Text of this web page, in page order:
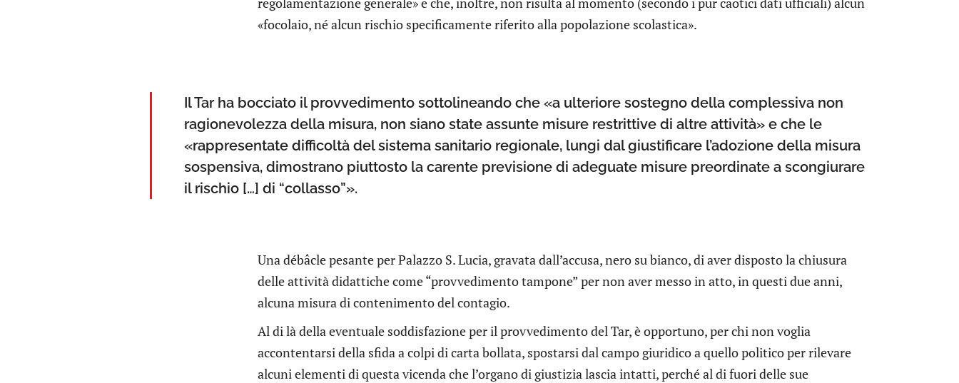
«focolaio, né alcun rischio specificamente riferito alla popolazione scolastica».
Il Tar ha bocciato il provvedimento sottolineando che «a ulteriore sostegno della complessiva non
ragionevolezza della misura, non siano state assunte misure restrittive di altre attività» e che le
«rappresentate difficoltà del sistema sanitario regionale, lungi dal giustificare l’adozione della misura
sospensiva, dimostrano piuttosto la carente previsione di adeguate misure preordinate a scongiurare
il rischio […] di “collasso”».
Una débâcle pesante per Palazzo S. Lucia, gravata dall’accusa, nero su bianco, di aver disposto la chiusura
delle attività didattiche come “provvedimento tampone” per non aver messo in atto, in questi due anni,
alcuna misura di contenimento del contagio.
Al di là della eventuale soddisfazione per il provvedimento del Tar, è opportuno, per chi non voglia
accontentarsi della sfida a colpi di carta bollata, spostarsi dal campo giuridico a quello politico per rilevare
alcuni elementi di questa vicenda che l’organo di giustizia lascia intatti, perché al di fuori delle sue